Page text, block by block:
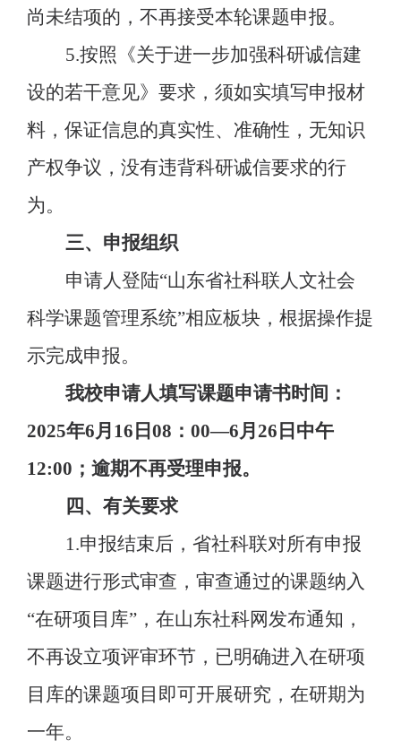
尚未结项的，不再接受本轮课题申报。
5.按照《关于进一步加强科研诚信建
设的若干意见》要求，须如实填写申报材
料，保证信息的真实性、准确性，无知识
产权争议，没有违背科研诚信要求的行
为。
三、申报组织
申请人登陆“山东省社科联人文社会
科学课题管理系统”相应板块，根据操作提
示完成申报。
我校申请人填写课题申请书时间 ：
2025年6月16日08：00—6月26 日 中午
12:00 ；逾期不再受理申报。
四、有关要求
1.申报结束后，省社科联对所有申报
课题进行形式审查，审查通过的课题纳入
“在研项目库”，在山东社科网发布通知，
不再设立项评审环节，已明确进入在研项
目库的课题项目即可开展研究，在研期为
一年。